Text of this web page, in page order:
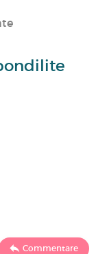
Commentare